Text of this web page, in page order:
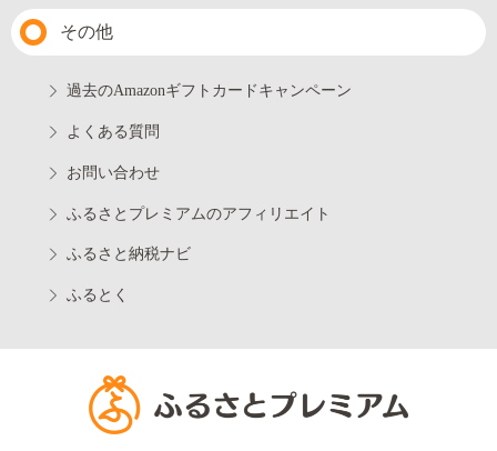
その他
過去のAmazonギフトカードキャンペーン
よくある質問
お問い合わせ
ふるさとプレミアムのアフィリエイト
ふるさと納税ナビ
ふるとく